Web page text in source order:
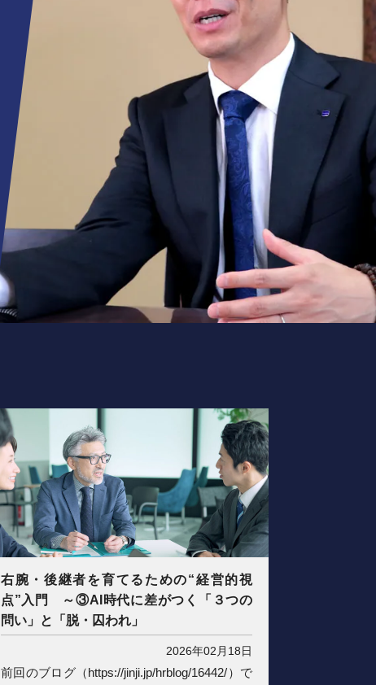
右腕・後継者を育てるための“経営的視
点”入門 ～③AI時代に差がつく「３つの
問い」と「脱・囚われ」
2026年02月18日
前回のブログ（https://jinji.jp/hrblog/16442/）で